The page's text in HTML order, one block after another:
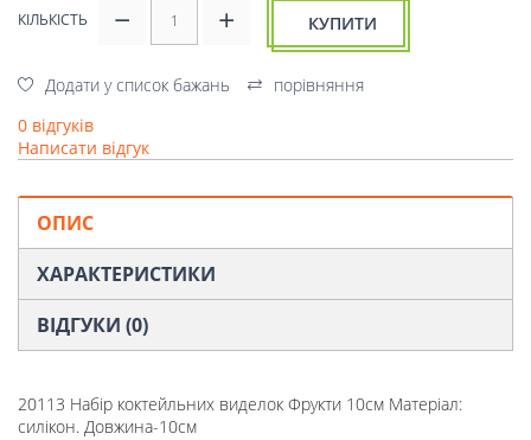
КІЛЬКІСТЬ КУПИТИ
Додати у список бажань
порівняння
0 відгуків
Написати відгук
ОПИС
ХАРАКТЕРИСТИКИ
ВІДГУКИ (0)
20113 Набір коктейльних виделок Фрукти 10см Матеріал:
силікон. Довжина-10см